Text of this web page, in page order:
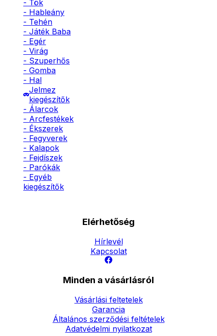
- Tök
- Hableány
- Tehén
- Játék Baba
- Egér
- Virág
- Szuperhős
- Gomba
- Hal
Jelmez
kiegészítők
- Álarcok
- Arcfestékek
- Ékszerek
- Fegyverek
- Kalapok
- Fejdíszek
- Parókák
- Egyéb
kiegészítők
Elérhetőség
Hírlevél
Kapcsolat
Minden a vásárlásról
Vásárlási feltetelek
Garancia
Általános szerződési feltételek
Adatvédelmi nyilatkozat